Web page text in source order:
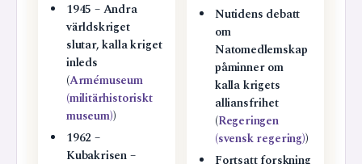
1945 – Andra
världskriget
slutar, kalla kriget
inleds
(Armémuseum
(militärhistoriskt
museum))
1962 –
Kubakrisen –
Nutidens debatt
om
Natomedlemskap
påminner om
kalla krigets
alliansfrihet
(Regeringen
(svensk regering))